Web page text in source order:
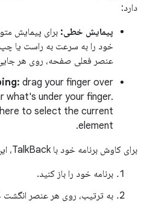
دارد:
پیمایش خطی: برای پیمایش
خود را به سرعت به راست یا چپ
عنصر فعلی صفحه، روی هر جایی
drag your finger over
what's under your finger.
to select the current
element.
برای کاوش برنامه خود با TalkBack، این مراحل را انجام دهید:
برنامه خود را باز کنید.
به ترتیب، روی هر عنصر انگشت